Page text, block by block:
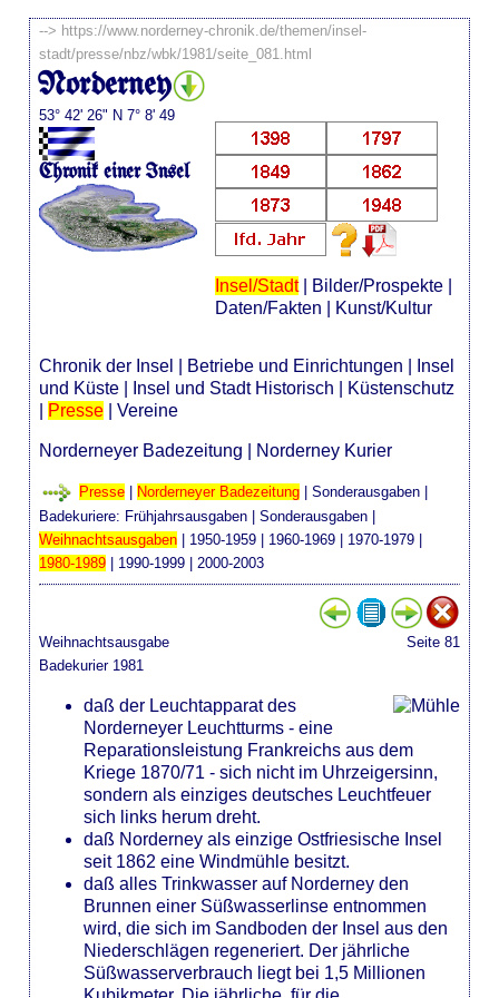
--> https://www.norderney-chronik.de/themen/insel-
stadt/presse/nbz/wbk/1981/seite_081.html
Norderney
53° 42' 26" N 7° 8' 49
Chronik einer Insel
Insel/Stadt| Bilder/Prospekte|
Daten/Fakten
Kunst/Kultur
Chronik der Insel Betriebe und Einrichtungen
Insel
und Küste
Insel und Stadt Historisch
Küstenschutz
Presse |Vereine
Norderneyer Badezeitung Norderney Kurier
Presse Norderneyer Badezeitung |Sonderausgaben
Badekuriere: Frühjahrsausgaben |Sonderausgaben |
Weihnachtsausgaben | 1950-1959 | 1960-1969 | 1970-1979 |
1980-1989 | 1990-1999 | 2000-2003
Weihnachtsausgabe
Badekurier 1981
Seite 81
daß der Leuchtapparat des
Norderneyer Leuchtturms - eine
Reparationsleistung Frankreichs aus dem
Kriege 1870/71 - sich nicht im Uhrzeigersinn,
sondern als einziges deutsches Leuchtfeuer
sich links herum dreht.
daß Norderney als einzige Ostfriesische Insel
seit 1862 eine Windmühle besitzt.
daß alles Trinkwasser auf Norderney den
Brunnen einer Süßwasserlinse entnommen
wird, die sich im Sandboden der Insel aus den
Niederschlägen regeneriert. Der jährliche
Süßwasserverbrauch liegt bei 1,5 Millionen